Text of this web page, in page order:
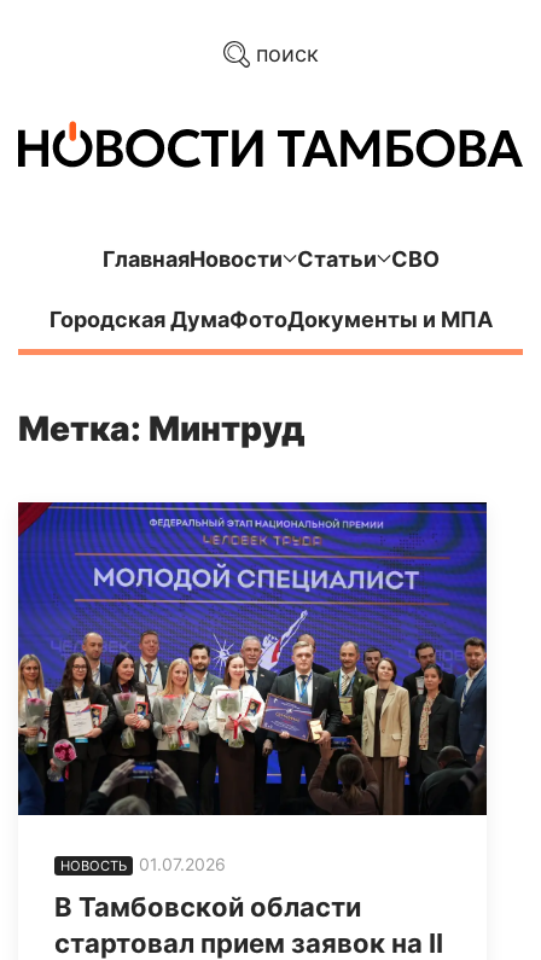
поиск
ГлавнаяНовости Статьи СВО
Городская ДумаФотоДокументы и МПА
Метка: Минтруд
НОВОСТЬ 01.07.2026
В Тамбовской области
стартовал прием заявок на II